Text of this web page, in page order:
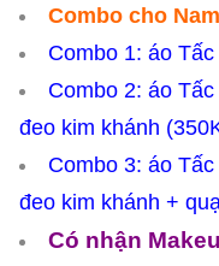
Combo cho
Combo 1: áo
Combo 2: áo
đeo kim khánh
Combo 3: áo
đeo kim khánh +
Có nhận